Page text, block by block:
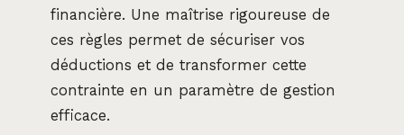
financière. Une maîtrise rigoureuse de
ces règles permet de sécuriser vos
déductions et de transformer cette
contrainte en un paramètre de gestion
efficace.